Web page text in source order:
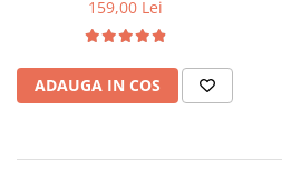
Huse Volan cu Ac si Ata
Huse Volan din Piele Ecologica cu
Silicon
Huse Volan Silicon
Covorase VOLKSWAGEN
Tavite Portbagaj
159,00 Lei
ADAUGA IN COS